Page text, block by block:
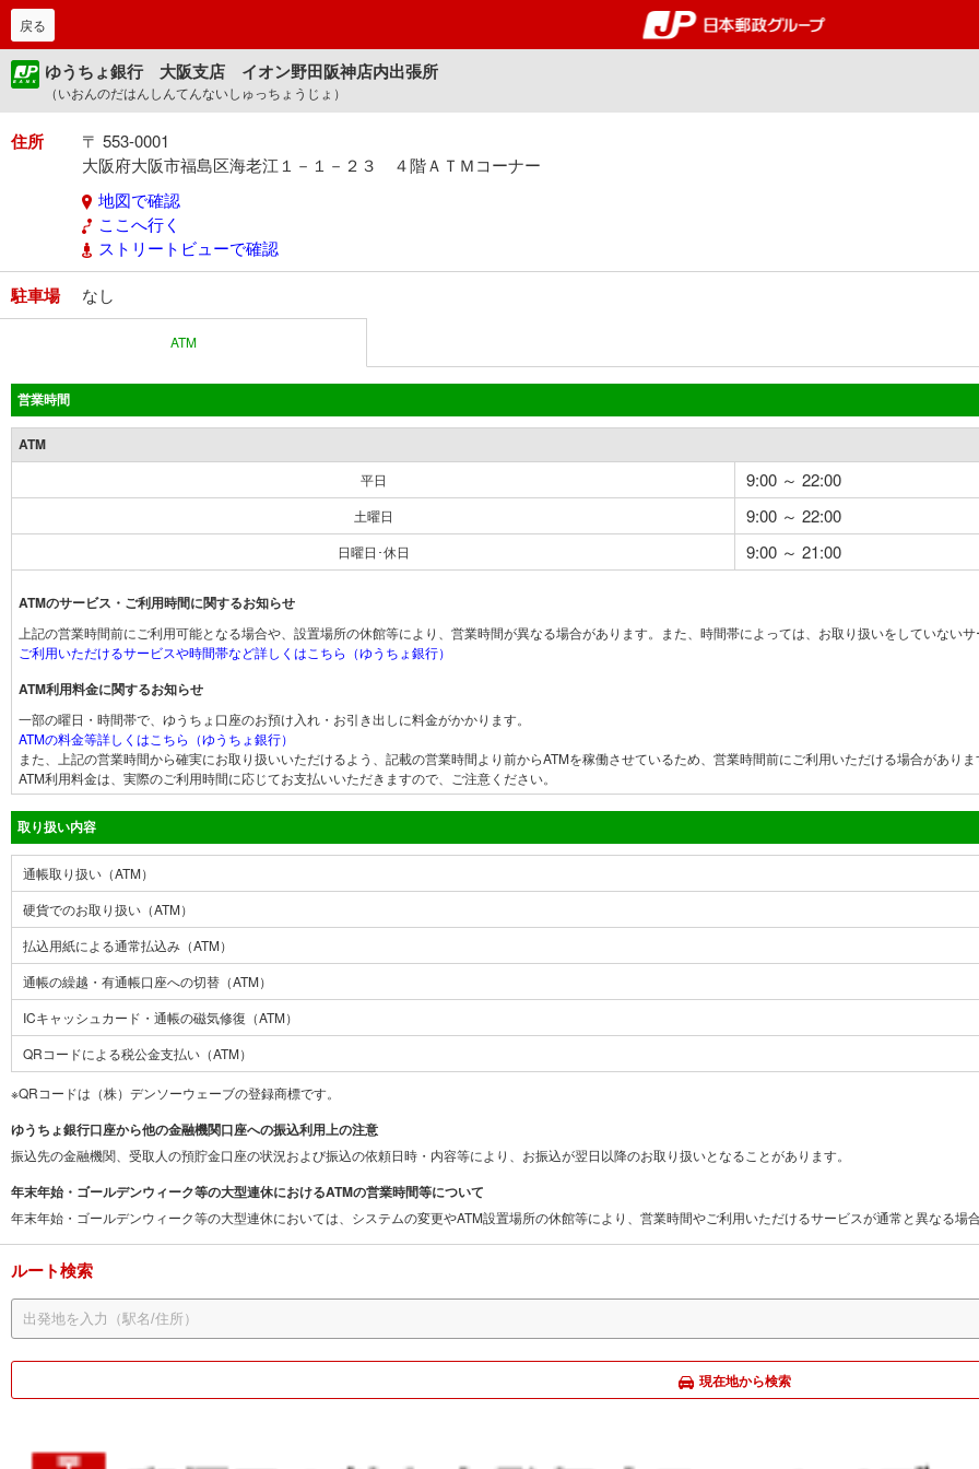
郵便局・日本郵政グループ
戻る
ゆうちょ銀行 大阪支店 イオン野田阪神店内出張所
（いおんのだはんしんてんないしゅっちょうじょ）
住所
〒 553-0001
大阪府大阪市福島区海老江１－１－２３ ４階ＡＴＭコーナー
地図で確認
ここへ行く
ストリートビューで確認
駐車場 なし
ATM
営業時間
ATM
平日 9:00 ～ 22:00
土曜日 9:00 ～ 22:00
日曜日･休日 9:00 ～ 21:00
ATMのサービス・ご利用時間に関するお知らせ
上記の営業時間前にご利用可能となる場合や、設置場所の休館等により、営業時間が異なる場合があります。また、時間帯によっては、お取り扱いをしていないサ
ご利用いただけるサービスや時間帯など詳しくはこちら（ゆうちょ銀行）
ATM利用料金に関するお知らせ
一部の曜日・時間帯で、ゆうちょ口座のお預け入れ・お引き出しに料金がかかります。
ATMの料金等詳しくはこちら（ゆうちょ銀行）
また、上記の営業時間から確実にお取り扱いいただけるよう、記載の営業時間より前からATMを稼働させているため、営業時間前にご利用いただける場合がありま
ATM利用料金は、実際のご利用時間に応じてお支払いいただきますので、ご注意ください。
取り扱い内容
通帳取り扱い（ATM）
硬貨でのお取り扱い（ATM）
払込用紙による通常払込み（ATM）
通帳の繰越・有通帳口座への切替（ATM）
ICキャッシュカード・通帳の磁気修復（ATM）
QRコードによる税公金支払い（ATM）
※QRコードは（株）デンソーウェーブの登録商標です。
ゆうちょ銀行口座から他の金融機関口座への振込利用上の注意
振込先の金融機関、受取人の預貯金口座の状況および振込の依頼日時・内容等により、お振込が翌日以降のお取り扱いとなることがあります。
年末年始・ゴールデンウィーク等の大型連休におけるATMの営業時間等について
年末年始・ゴールデンウィーク等の大型連休においては、システムの変更やATM設置場所の休館等により、営業時間やご利用いただけるサービスが通常と異なる場
ルート検索
現在地から検索